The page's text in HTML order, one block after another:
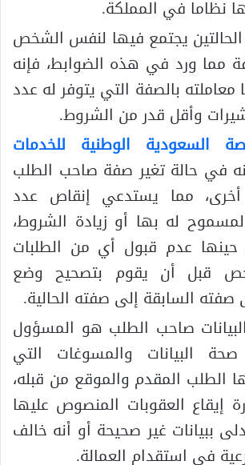
نظاما في المملكة.
يجتمع فيها لنفس الشخص
مما ورد في هذه الضوابط، فإنه
معاملته بالصفة التي يتوفر له عدد
وأقل قدر من الشروط.
السعودية الوطنية للخدمات
في حالة تغير صفة صاحب الطلب
مما يستدعي إنقاص عدد
له بها أو زيادة الشروط،
حينها عدم قبول أي من الطلبات
قبل أن يقوم بتصحيح وضع
صفته السابقة إلى صفته الحالية.
صاحب الطلب هو المسؤول
البيانات والمسوغات التي
الطلب المقدم والموقع من قبله،
إيقاع العقوبات المنصوص عليها
ببيانات غير صحيحة أو أنه خالف
في استقدام العمالة.